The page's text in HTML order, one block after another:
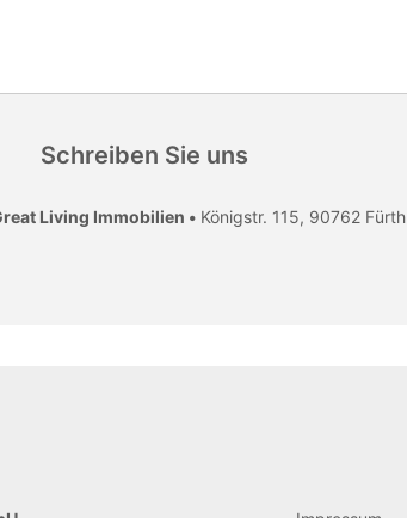
Schreiben Sie uns
Living Immobilien • Königstr. 115, 90762 Fürth